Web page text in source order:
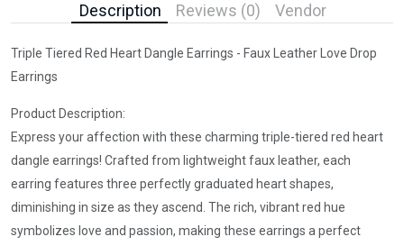
Description Reviews (0) Vendor
Triple Tiered Red Heart Dangle Earrings - Faux Leather Love Drop
Earrings
Product Description:
Express your affection with these charming triple-tiered red heart
dangle earrings! Crafted from lightweight faux leather, each
earring features three perfectly graduated heart shapes,
diminishing in size as they ascend. The rich, vibrant red hue
symbolizes love and passion, making these earrings a perfect